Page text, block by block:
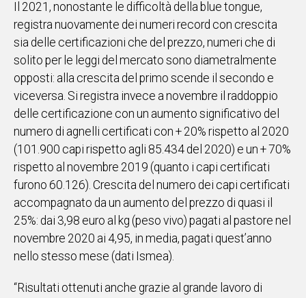
Il 2021, nonostante le difficoltà della blue tongue,
registra nuovamente dei numeri record con crescita
sia delle certificazioni che del prezzo, numeri che di
solito per le leggi del mercato sono diametralmente
opposti: alla crescita del primo scende il secondo e
viceversa. Si registra invece a novembre il raddoppio
delle certificazione con un aumento significativo del
numero di agnelli certificati con + 20% rispetto al 2020
(101.900 capi rispetto agli 85.434 del 2020) e un + 70%
rispetto al novembre 2019 (quanto i capi certificati
furono 60.126). Crescita del numero dei capi certificati
accompagnato da un aumento del prezzo di quasi il
25%: dai 3,98 euro al kg (peso vivo) pagati al pastore nel
novembre 2020 ai 4,95, in media, pagati quest’anno
nello stesso mese (dati Ismea).
“Risultati ottenuti anche grazie al grande lavoro di